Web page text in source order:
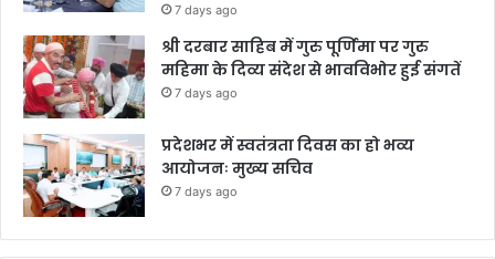
7 days ago
श्री दरबार साहिब में गुरु पूर्णिमा पर गुरु
महिमा के दिव्य संदेश से भावविभोर हुई संगतें
7 days ago
प्रदेशभर में स्वतंत्रता दिवस का हो भव्य
आयोजनः मुख्य सचिव
7 days ago